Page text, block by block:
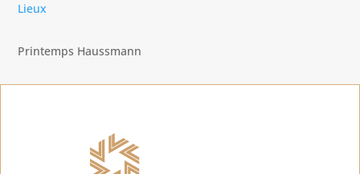
Lieux
Printemps Haussmann